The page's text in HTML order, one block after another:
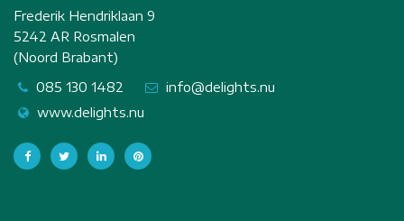
Frederik Hendriklaan 9
5242 AR Rosmalen
(Noord Brabant)
085 130 1482
info@delights.nu
www.delights.nu